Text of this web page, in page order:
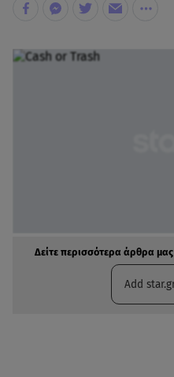
Δείτε περισσότερα άρθρα
Add